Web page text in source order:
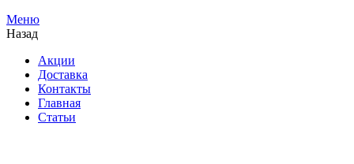
Меню
Назад
Акции
Доставка
Контакты
Главная
Статьи